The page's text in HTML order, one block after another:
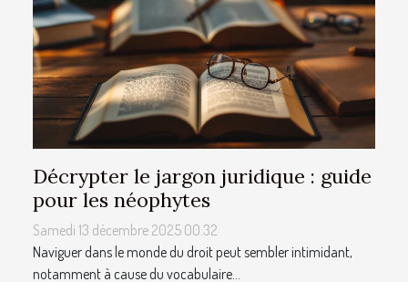
Décrypter le jargon juridique : guide
pour les néophytes
Samedi 13 décembre 2025 00:32
Naviguer dans le monde du droit peut sembler intimidant,
notamment à cause du vocabulaire...